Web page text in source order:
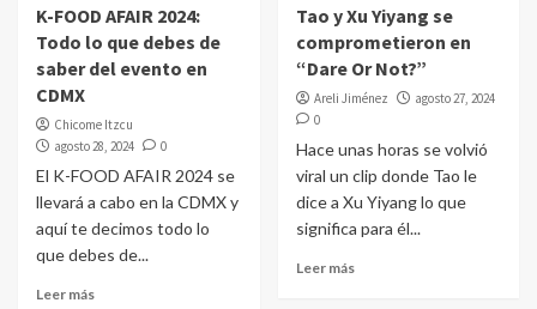
K-FOOD AFAIR 2024:
Todo lo que debes de
saber del evento en
CDMX
Chicome Itzcu
agosto 28, 2024
0
El K-FOOD AFAIR 2024 se
llevará a cabo en la CDMX y
aquí te decimos todo lo
que debes de...
Leer más
Tao y Xu Yiyang se
comprometieron en
“Dare Or Not?”
Areli Jiménez
agosto 27, 2024
0
Hace unas horas se volvió
viral un clip donde Tao le
dice a Xu Yiyang lo que
significa para él...
Leer más